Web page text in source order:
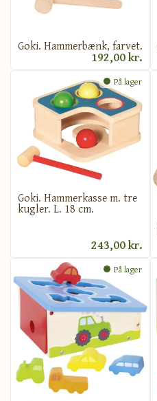
Goki. Hammerbænk, farvet.
192,00 kr.
På lager
Goki. Hammerkasse m. tre
kugler. L. 18 cm.
243,00 kr.
På lager